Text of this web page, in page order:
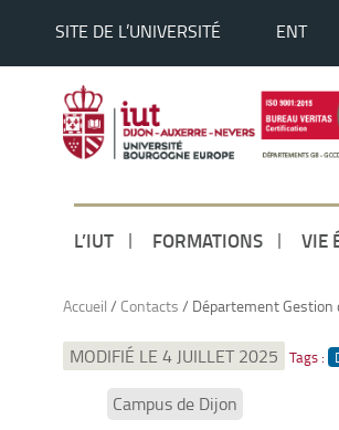
SITE DE L’UNIVERSITÉ ENT
L’IUT FORMATIONS VIE
Accueil / Contacts / Département
MODIFIÉ LE 4 JUILLET 2025 Tags :
Campus de Dijon